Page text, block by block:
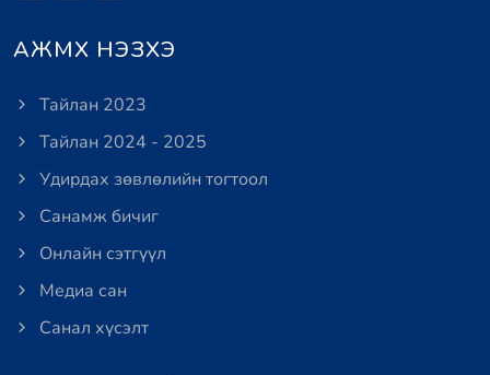
АЖМХ НЭЗХЭ
Тайлан 2023
Тайлан 2024 - 2025
Удирдах зөвлөлийн тогтоол
Санамж бичиг
Онлайн сэтгүүл
Медиа сан
Санал хүсэлт